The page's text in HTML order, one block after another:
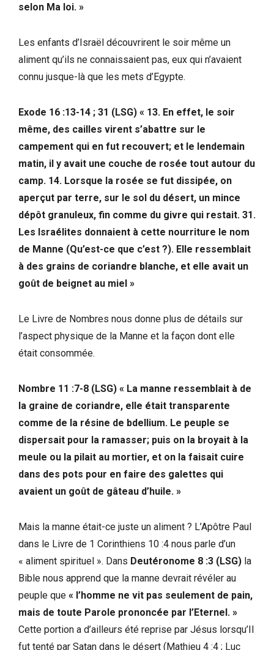
selon Ma loi. »
Les enfants d’Israël découvrirent le soir même un
aliment qu’ils ne connaissaient pas, eux qui n’avaient
connu jusque-là que les mets d’Egypte.
Exode 16 :13-14 ; 31 (LSG) « 13. En effet, le soir
même, des cailles virent s’abattre sur le
campement qui en fut recouvert; et le lendemain
matin, il y avait une couche de rosée tout autour du
camp. 14. Lorsque la rosée se fut dissipée, on
aperçut par terre, sur le sol du désert, un mince
dépôt granuleux, fin comme du givre qui restait. 31.
Les Israélites donnaient à cette nourriture le nom
de Manne (Qu’est-ce que c’est ?). Elle ressemblait
à des grains de coriandre blanche, et elle avait un
goût de beignet au miel »
Le Livre de Nombres nous donne plus de détails sur
l’aspect physique de la Manne et la façon dont elle
était consommée.
Nombre 11 :7-8 (LSG) « La manne ressemblait à de
la graine de coriandre, elle était transparente
comme de la résine de bdellium. Le peuple se
dispersait pour la ramasser; puis on la broyait à la
meule ou la pilait au mortier, et on la faisait cuire
dans des pots pour en faire des galettes qui
avaient un goût de gâteau d’huile. »
Mais la manne était-ce juste un aliment ? L’Apôtre Paul
dans le Livre de 1 Corinthiens 10 :4 nous parle d’un
« aliment spirituel ». Dans Deutéronome 8 :3 (LSG) la
Bible nous apprend que la manne devrait révéler au
peuple que « l’homme ne vit pas seulement de pain,
mais de toute Parole prononcée par l’Eternel. »
Cette portion a d’ailleurs été reprise par Jésus lorsqu’Il
fut tenté par Satan dans le désert (Mathieu 4 :4 ; Luc